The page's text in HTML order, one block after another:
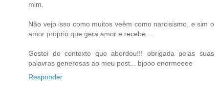
mim.
Não vejo isso como muitos veêm como narcisismo, e sim o
amor próprio que gera amor e recebe....
Gostei do contexto que abordou!!! obrigada pelas suas
palavras generosas ao meu post... bjooo enormeeee
Responder